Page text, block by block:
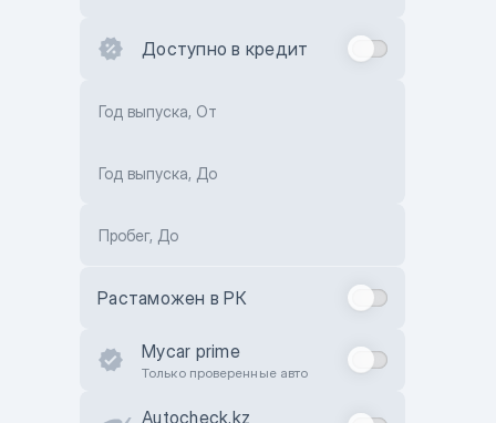
Доступно в кредит
Год выпуска, От
Год выпуска, До
Пробег, До
Растаможен в РК
Mycar prime
Только проверенные авто
Autocheck.kz